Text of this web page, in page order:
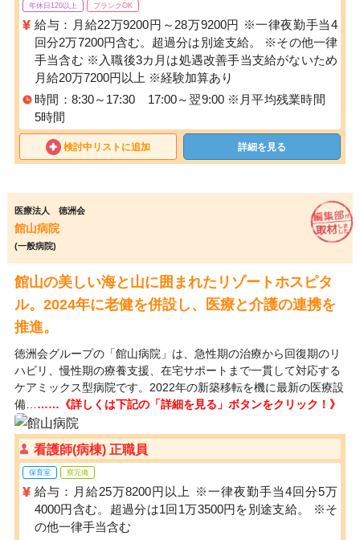
年休日120以上 ブランクOK
給与：月給22万9200円～28万9200円 ※一律夜勤手当4
回分2万7200円含む。超過分は別途支給。 ※その他一律
手当含む ※入職後3カ月は処遇改善手当支給がないため
月給20万7200円以上 ※経験加算あり
時間：8:30～17:30 17:00～翌9:00 ※月平均残業時間
5時間
検討中リストに追加 詳細を見る
医療法人 徳洲会
館山病院
(一般病院)
館山の美しい海と山に囲まれたリゾートホスピタ
ル。2024年に老健を併設し、医療と介護の連携を
推進。
徳洲会グループの「館山病院」は、急性期の治療から回復期のリ
ハビリ、慢性期の療養支援、在宅サポートまで一貫して対応する
ケアミックス型病院です。2022年の新築移転を機に最新の医療設
備… ……《詳しくは下記の「詳細を見る」ボタンをクリック！》
看護師(病棟) 正職員
保育室 寮完備
給与：月給25万8200円以上 ※一律夜勤手当4回分5万
4000円含む。超過分は1回1万3500円を別途支給。 ※そ
の他一律手当含む